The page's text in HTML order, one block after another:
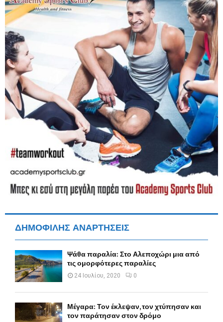
ΔΗΜΟΦΙΛΗΣ ΑΝΑΡΤΗΣΕΙΣ
Ψάθα παραλία: Στο Αλεποχώρι μια από
τις ομορφότερες παραλίες
24 Ιουλίου, 2020 0
Μέγαρα: Τον έκλεψαν, τον χτύπησαν και
τον παράτησαν στον δρόμο